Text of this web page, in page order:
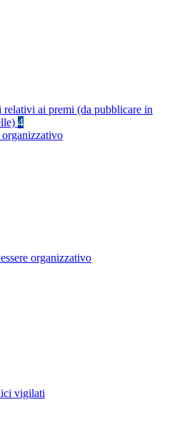
relativi ai premi (da pubblicare in
4
organizzativo
organizzativo
vigilati